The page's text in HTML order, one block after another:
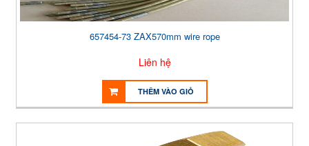
657454-73 ZAX570mm wire rope
Liên hệ
THÊM VÀO GIỎ